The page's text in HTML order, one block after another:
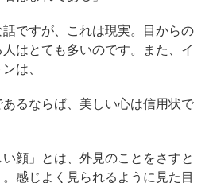
ですが、これは現実。目からの
はとても多いのです。また、イ
は、
あるならば、美しい心は信用状で
顔」とは、外見のことをさすと
感じよく見られるように見た目